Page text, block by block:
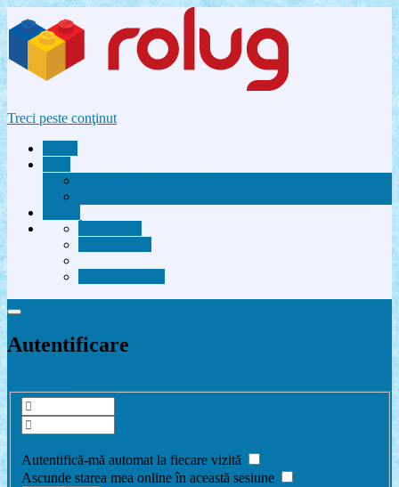
Treci peste conţinut
Autentificare
Autentifică-mă automat la fiecare vizită
Ascunde starea mea online în această sesiune